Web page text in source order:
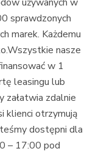
sprawdzonych
marek. Każdemu
nasze
w 1
leasingu lub
załatwia zdalnie
klienci otrzymują
dostępni dla
– 17:00 pod